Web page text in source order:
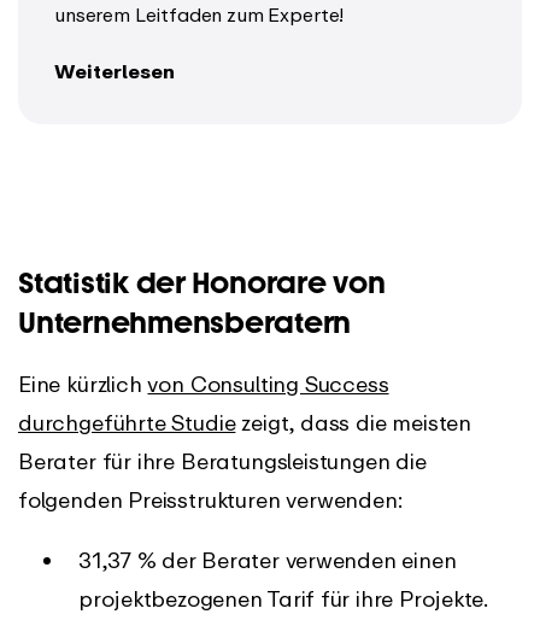
unserem Leitfaden zum Experte!
Weiterlesen
Statistik der Honorare von
Unternehmensberatern
Eine kürzlichvon Consulting Success
durchgeführte Studiezeigt, dass die meisten
Berater für ihre Beratungsleistungen die
folgenden Preisstrukturen verwenden:
31,37 % der Berater verwenden einen
projektbezogenen Tarif für ihre Projekte.